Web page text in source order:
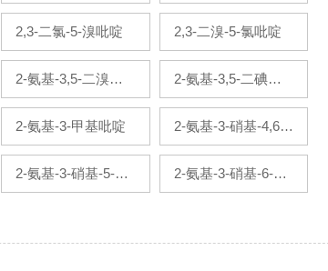
2,3-二氯-5-溴吡啶 2,3-二溴-5-氯吡啶
2-氨基-3,5-二溴吡 2-氨基-3,5-二碘吡
2-氨基-3-甲基吡啶 2-氨基-3-硝基-4,6-
2-氨基-3-硝基-5-溴 2-氨基-3-硝基-6-对